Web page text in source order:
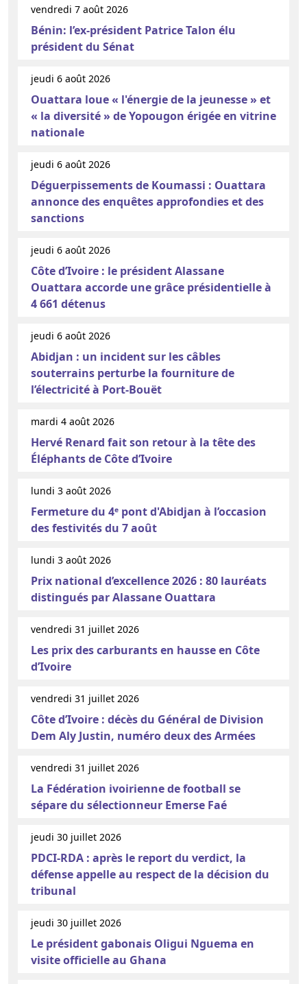
vendredi 7 août 2026
Bénin: l’ex-président Patrice Talon élu
président du Sénat
jeudi 6 août 2026
Ouattara loue « l'énergie de la jeunesse » et
« la diversité » de Yopougon érigée en vitrine
nationale
jeudi 6 août 2026
Déguerpissements de Koumassi : Ouattara
annonce des enquêtes approfondies et des
sanctions
jeudi 6 août 2026
Côte d’Ivoire : le président Alassane
Ouattara accorde une grâce présidentielle à
4 661 détenus
jeudi 6 août 2026
Abidjan : un incident sur les câbles
souterrains perturbe la fourniture de
l’électricité à Port-Bouët
mardi 4 août 2026
Hervé Renard fait son retour à la tête des
Éléphants de Côte d’Ivoire
lundi 3 août 2026
Fermeture du 4ᵉ pont d'Abidjan à l’occasion
des festivités du 7 août
lundi 3 août 2026
Prix national d’excellence 2026 : 80 lauréats
distingués par Alassane Ouattara
vendredi 31 juillet 2026
Les prix des carburants en hausse en Côte
d’Ivoire
vendredi 31 juillet 2026
Côte d’Ivoire : décès du Général de Division
Dem Aly Justin, numéro deux des Armées
vendredi 31 juillet 2026
La Fédération ivoirienne de football se
sépare du sélectionneur Emerse Faé
jeudi 30 juillet 2026
PDCI-RDA : après le report du verdict, la
défense appelle au respect de la décision du
tribunal
jeudi 30 juillet 2026
Le président gabonais Oligui Nguema en
visite officielle au Ghana